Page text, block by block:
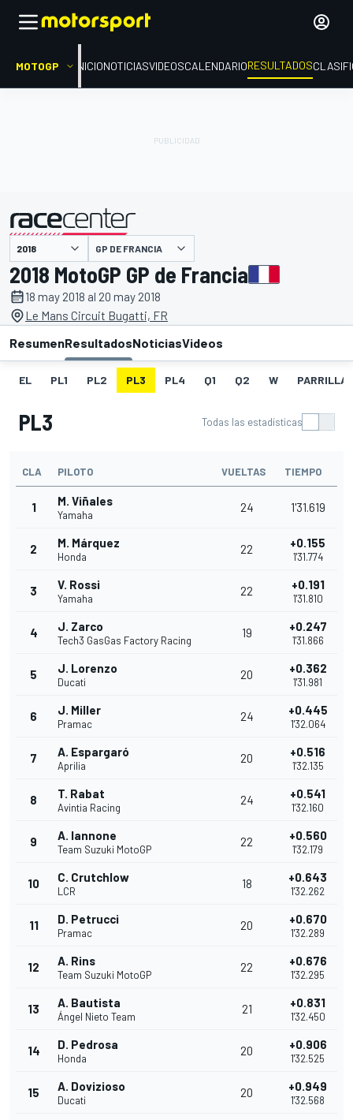
MOTOGP INICIONOTICIASVIDEOSCALENDARIORESULTADOS
presentado por GP DE FRANCIA
2018 MotoGP GP de Francia
18 may 2018 al 20 may 2018
Le Mans Circuit Bugatti, FR
ResumenResultadosNoticiasVideos
EL PL1 PL2 PL3 PL4 Q1 Q2 W PARRILLA
PL3 Todas las estadísticas
CLA PILOTO VUELTAS TIEMPO
1 M. Viñales
Yamaha
24 1'31.619
2 M. Márquez
Honda
22 +0.155
1'31.774
3 V. Rossi
Yamaha
22 +0.191
1'31.810
4 J. Zarco
Tech3 GasGas Factory Racing
19 +0.247
1'31.866
5 J. Lorenzo
Ducati
20 +0.362
1'31.981
6 J. Miller
Pramac
24 +0.445
1'32.064
7 A. Espargaró
Aprilia
20 +0.516
1'32.135
8 T. Rabat
Avintia Racing
24 +0.541
1'32.160
9 A. Iannone
Team Suzuki MotoGP
22 +0.560
1'32.179
10 C. Crutchlow
LCR
18 +0.643
1'32.262
11 D. Petrucci
Pramac
20 +0.670
1'32.289
12 A. Rins
Team Suzuki MotoGP
22 +0.676
1'32.295
13 A. Bautista
Ángel Nieto Team
21 +0.831
1'32.450
14 D. Pedrosa
Honda
20 +0.906
1'32.525
15 A. Dovizioso
Ducati
20 +0.949
1'32.568